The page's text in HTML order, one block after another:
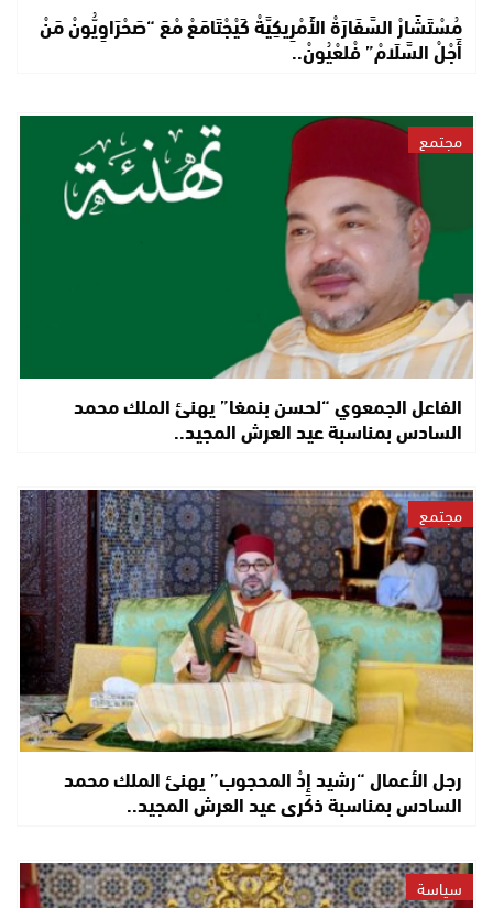
مُسْتَشَارْ السَّفَارَةْ الأَمْرِيكِيَّةْ كَيْجْتَامَعْ مْعَ “صَحْرَاوِيُّونْ مَنْ
أَجْلْ السَّلَامْ” فْلعْيُونْ..
مجتمع
الفاعل الجمعوي “لحسن بنمغا” يهنئ الملك محمد
السادس بمناسبة عيد العرش المجيد..
مجتمع
رجل الأعمال “رشيد إِدْ المحجوب” يهنئ الملك محمد
السادس بمناسبة ذكرى عيد العرش المجيد..
سياسة